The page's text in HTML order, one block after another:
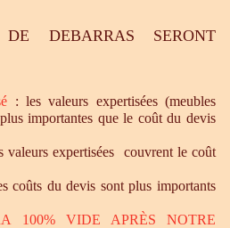
DEBARRAS SERONT
: les valeurs expertisées (meubles
importantes que le coût du devis
valeurs expertisées couvrent le coût
coûts du devis sont plus importants
100% VIDE APRÈS NOTRE